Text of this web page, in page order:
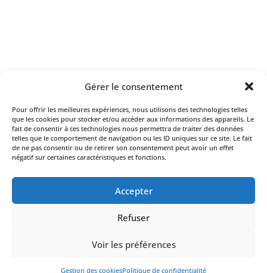
Gérer le consentement
Pour offrir les meilleures expériences, nous utilisons des technologies telles
que les cookies pour stocker et/ou accéder aux informations des appareils. Le
fait de consentir à ces technologies nous permettra de traiter des données
telles que le comportement de navigation ou les ID uniques sur ce site. Le fait
de ne pas consentir ou de retirer son consentement peut avoir un effet
négatif sur certaines caractéristiques et fonctions.
Accepter
Refuser
Voir les préférences
Gestion des cookiesPolitique de confidentialité
© 2026 Alfa design. Site web réalisé par